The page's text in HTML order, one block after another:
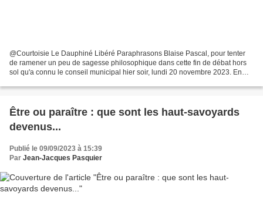
@Courtoisie Le Dauphiné Libéré Paraphrasons Blaise Pascal, pour tenter
de ramener un peu de sagesse philosophique dans cette fin de débat hors
sol qu'a connu le conseil municipal hier soir, lundi 20 novembre 2023. En
Être ou paraître : que sont les haut-savoyards
devenus...
Publié le 09/09/2023 à 15:39
Par Jean-Jacques Pasquier